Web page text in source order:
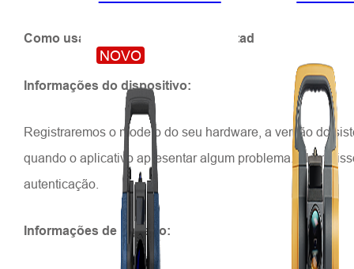
NOVO
Como usamos as informações coletadas
Informações do dispositivo:
Registraremos o modelo do seu hardware, a versão do
quando o aplicativo apresentar algum problema. Além
autenticação.
Informações de registro: